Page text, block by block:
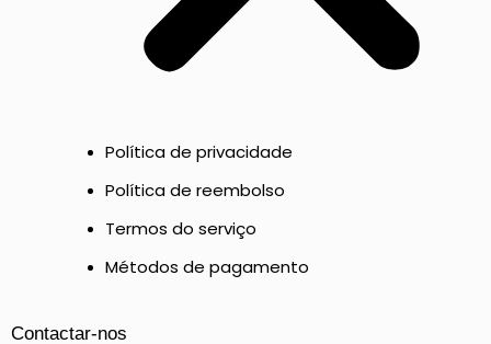
Política de privacidade
Política de reembolso
Termos do serviço
Métodos de pagamento
Contactar-nos